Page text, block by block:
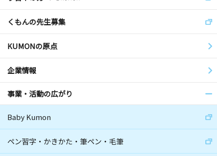
くもんの先生募集
KUMONの原点
企業情報
事業・活動の広がり
Baby Kumon
ペン習字・かきかた・筆ペン・毛筆